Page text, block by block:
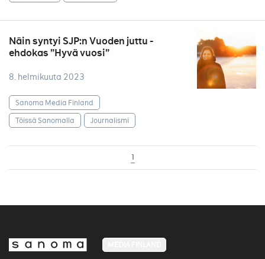
Näin syntyi SJP:n Vuoden juttu -
ehdokas ”Hyvä vuosi”
8. helmikuuta 2023
Sanoma Media Finland
Töissä Sanomalla
Journalismi
1